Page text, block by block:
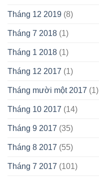
Tháng 12 2019 (8)
Tháng 7 2018 (1)
Tháng 1 2018 (1)
Tháng 12 2017 (1)
Tháng mười một 2017 (1)
Tháng 10 2017 (14)
Tháng 9 2017 (35)
Tháng 8 2017 (55)
Tháng 7 2017 (101)